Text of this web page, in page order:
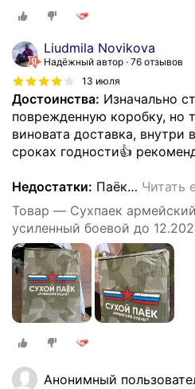
Liudmila Novikova
Надёжный автор 76 отзывов
13 июля
Достоинства: Изначально
поврежденную коробку, но
виновата доставка, внутри
сроках годности👍
Недостатки: Паёк… Читать
Товар — Сухпаек
усиленный боевой до
Анонимный